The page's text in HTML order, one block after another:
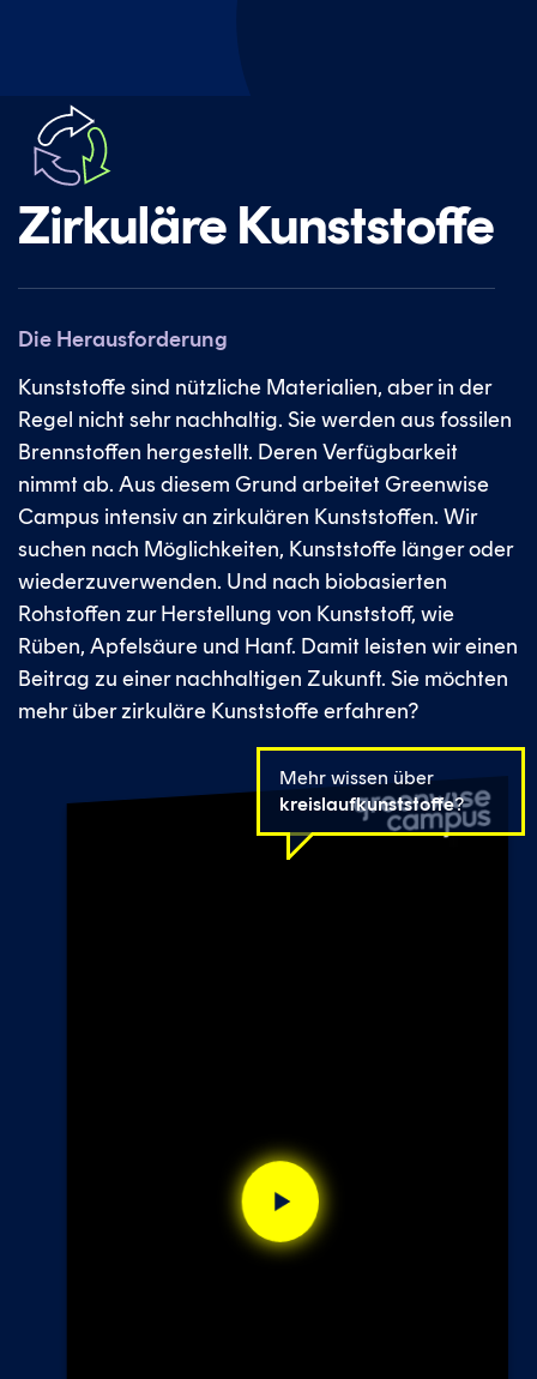
Zirkuläre Kunststoffe
Die Herausforderung
Kunststoffe sind nützliche Materialien, aber in der
Regel nicht sehr nachhaltig. Sie werden aus fossilen
Brennstoffen hergestellt. Deren Verfügbarkeit
nimmt ab. Aus diesem Grund arbeitet Greenwise
Campus intensiv an zirkulären Kunststoffen. Wir
suchen nach Möglichkeiten, Kunststoffe länger oder
wiederzuverwenden. Und nach biobasierten
Rohstoffen zur Herstellung von Kunststoff, wie
Rüben, Apfelsäure und Hanf. Damit leisten wir einen
Beitrag zu einer nachhaltigen Zukunft. Sie möchten
mehr über zirkuläre Kunststoffe erfahren?
Mehr wissen über
kreislaufkunststoffe?
Video
abspielen